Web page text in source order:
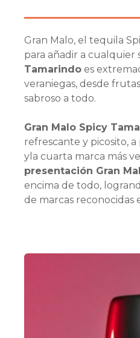
Gran Malo, el tequila
para añadir a cualquier
Tamarindo es
veraniegas, desde
sabroso a todo.
Gran Malo Spicy
refrescante y picosito,
yla cuarta marca más
presentación Gran
encima de todo,
de marcas reconocidas